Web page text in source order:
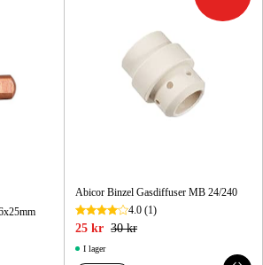
Abicor Binzel Gasdiffuser MB 24/240
4.0 (1)
25 kr 30 kr
I lager